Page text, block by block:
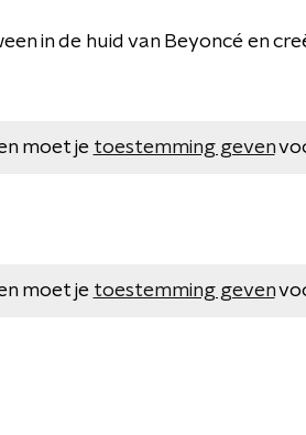
in de huid van Beyoncé en
moet je toestemming geven
moet je toestemming geven